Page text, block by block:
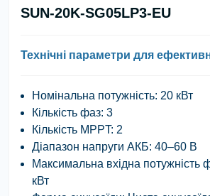
SUN-20K-SG05LP3-EU
Технічні параметри для
Номінальна потужність: 20 кВт
Кількість фаз: 3
Кількість MPPT: 2
Діапазон напруги АКБ: 40–60 В
Максимальна вхідна потужність
кВт